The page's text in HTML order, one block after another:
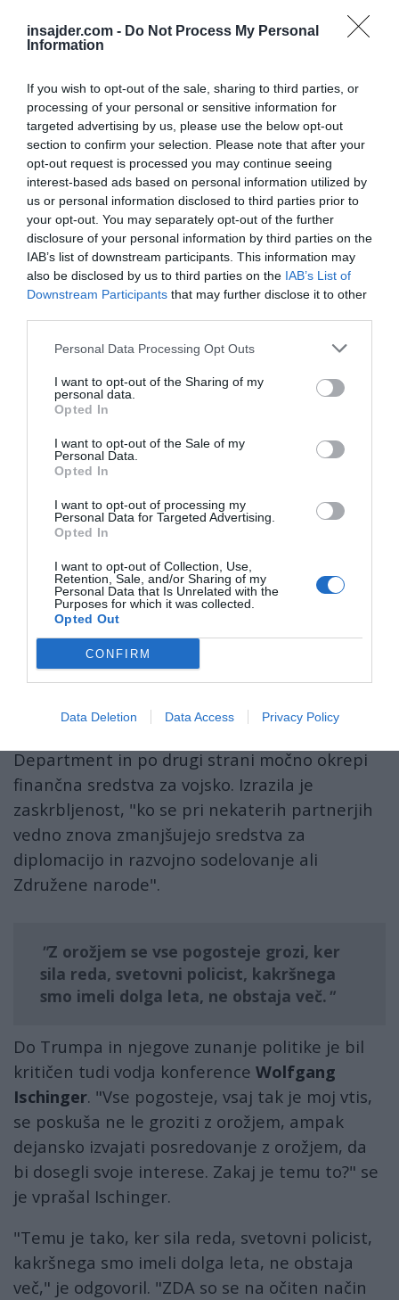
insajder.com - Do Not Process My Personal
Information
If you wish to opt-out of the sale, sharing to third parties, or
processing of your personal or sensitive information for
targeted advertising by us, please use the below opt-out
section to confirm your selection. Please note that after your
opt-out request is processed you may continue seeing
interest-based ads based on personal information utilized by
us or personal information disclosed to third parties prior to
your opt-out. You may separately opt-out of the further
disclosure of your personal information by third parties on the
IAB’s list of downstream participants. This information may
also be disclosed by us to third parties on the IAB’s List of
Downstream Participants that may further disclose it to other
Personal Data Processing Opt Outs
I want to opt-out of the Sharing of my
personal data.
Opted In
I want to opt-out of the Sale of my
Personal Data.
Opted In
I want to opt-out of processing my
Personal Data for Targeted Advertising.
Opted In
I want to opt-out of Collection, Use,
Retention, Sale, and/or Sharing of my
Personal Data that Is Unrelated with the
Purposes for which it was collected.
Opted Out
CONFIRM
Data Deletion Data Access Privacy Policy
“Da bi to dosegli, morajo narediti načrt.
Pompeo. “Oni so pomembno, veliko
gospodarstvo znotraj Evropske unije in morajo
se v celoti aktivirati in izdvojiti ustrezna
sredstva za zaščito Evrope”.
Nemška obrambna ministrica
Münchenski varnostni konference ostro
kritizirala politiko ameriškega predsednika
Donalda Trumpain mu očitala, da dela
enostranske vojaške poteze. "Tudi naši
ameriški prijatelji imajo še druge pomembne
odgovornosti, ne le vojaške," je dejala.
Kritizirala je predvsem Trumpovo odločitev, da
zmanjša finančno pomoč Združenim narodom,
Department in po drugi strani močno okrepi
finančna sredstva za vojsko. Izrazila je
zaskrbljenost, "ko se pri nekaterih partnerjih
vedno znova zmanjšujejo sredstva za
diplomacijo in razvojno sodelovanje ali
Združene narode".
Z orožjem se vse pogosteje grozi, ker
sila reda, svetovni policist, kakršnega
smo imeli dolga leta, ne obstaja več.
Do Trumpa in njegove zunanje politike je bil
kritičen tudi vodja konference Wolfgang
Ischinger. "Vse pogosteje, vsaj tak je moj vtis,
se poskuša ne le groziti z orožjem, ampak
dejansko izvajati posredovanje z orožjem, da
bi dosegli svoje interese. Zakaj je temu to?" se
je vprašal Ischinger.
"Temu je tako, ker sila reda, svetovni policist,
kakršnega smo imeli dolga leta, ne obstaja
več," je odgovoril. "ZDA so se na očiten način